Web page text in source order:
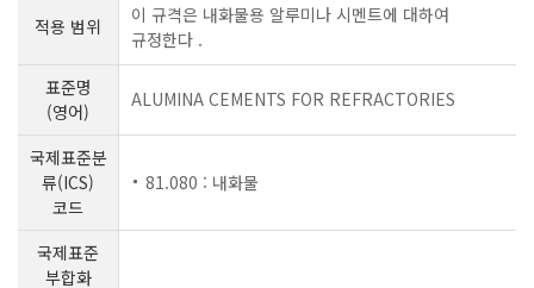
적용 범위
이 규격은 내화물용 알루미나 시멘트에 대하여
규정한다 .
표준명
(영어)
ALUMINA CEMENTS FOR REFRACTORIES
국제표준분
류(ICS)
코드
81.080 : 내화물
국제표준
부합화